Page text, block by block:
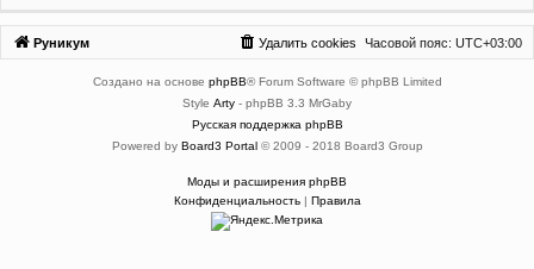
Руникум Часовой пояс: UTC+03:00
Удалить cookies
Создано на основе phpBB® Forum Software © phpBB Limited
Style Arty - phpBB 3.3 MrGaby
Русская поддержка phpBB
Powered by Board3 Portal© 2009 - 2018 Board3 Group
Моды и расширения phpBB
Конфиденциальность| Правила